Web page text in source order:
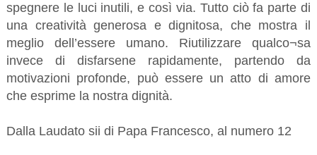
spegnere le luci inutili, e così via. Tutto ciò fa parte di
una creatività generosa e dignitosa, che mostra il
meglio dell’essere umano. Riutilizzare qualco¬sa
invece di disfarsene rapidamente, partendo da
motivazioni profonde, può essere un atto di amore
che esprime la nostra dignità.
Dalla Laudato sii di Papa Francesco, al numero 12